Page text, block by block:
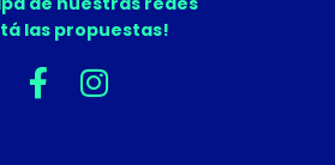
las propuestas!
F
a
I